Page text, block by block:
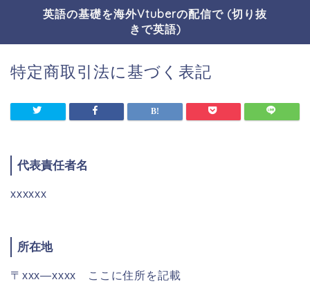
英語の基礎を海外Vtuberの配信で (切り抜
きで英語)
特定商取引法に基づく表記
代表責任者名
xxxxxx
所在地
〒xxx―xxxx ここに住所を記載